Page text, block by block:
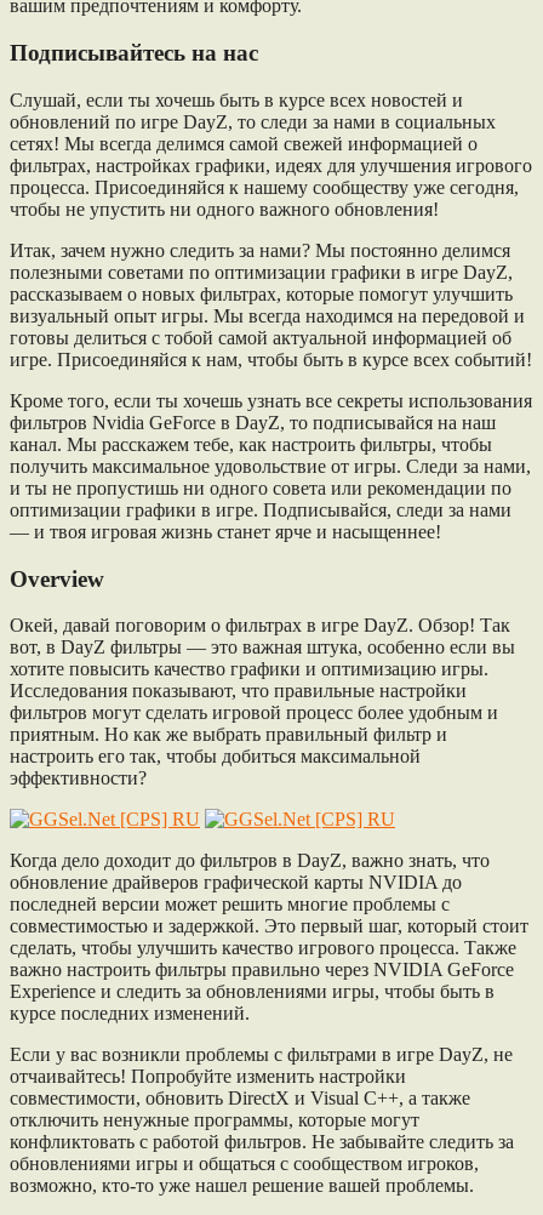
вашим предпочтениям и комфорту.
Подписывайтесь на нас
Слушай, если ты хочешь быть в курсе всех новостей и
обновлений по игре DayZ, то следи за нами в социальных
сетях! Мы всегда делимся самой свежей информацией о
фильтрах, настройках графики, идеях для улучшения игрового
процесса. Присоединяйся к нашему сообществу уже сегодня,
чтобы не упустить ни одного важного обновления!
Итак, зачем нужно следить за нами? Мы постоянно делимся
полезными советами по оптимизации графики в игре DayZ,
рассказываем о новых фильтрах, которые помогут улучшить
визуальный опыт игры. Мы всегда находимся на передовой и
готовы делиться с тобой самой актуальной информацией об
игре. Присоединяйся к нам, чтобы быть в курсе всех событий!
Кроме того, если ты хочешь узнать все секреты использования
фильтров Nvidia GeForce в DayZ, то подписывайся на наш
канал. Мы расскажем тебе, как настроить фильтры, чтобы
получить максимальное удовольствие от игры. Следи за нами,
и ты не пропустишь ни одного совета или рекомендации по
оптимизации графики в игре. Подписывайся, следи за нами
— и твоя игровая жизнь станет ярче и насыщеннее!
Overview
Окей, давай поговорим о фильтрах в игре DayZ. Обзор! Так
вот, в DayZ фильтры — это важная штука, особенно если вы
хотите повысить качество графики и оптимизацию игры.
Исследования показывают, что правильные настройки
фильтров могут сделать игровой процесс более удобным и
приятным. Но как же выбрать правильный фильтр и
настроить его так, чтобы добиться максимальной
эффективности?
Когда дело доходит до фильтров в DayZ, важно знать, что
обновление драйверов графической карты NVIDIA до
последней версии может решить многие проблемы с
совместимостью и задержкой. Это первый шаг, который стоит
сделать, чтобы улучшить качество игрового процесса. Также
важно настроить фильтры правильно через NVIDIA GeForce
Experience и следить за обновлениями игры, чтобы быть в
курсе последних изменений.
Если у вас возникли проблемы с фильтрами в игре DayZ, не
отчаивайтесь! Попробуйте изменить настройки
совместимости, обновить DirectX и Visual C++, а также
отключить ненужные программы, которые могут
конфликтовать с работой фильтров. Не забывайте следить за
обновлениями игры и общаться с сообществом игроков,
возможно, кто-то уже нашел решение вашей проблемы.